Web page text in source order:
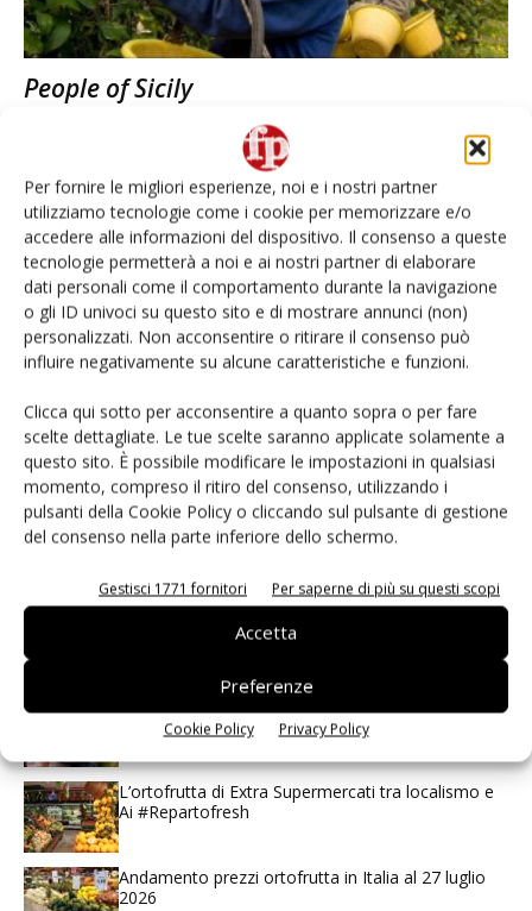
Per fornire le migliori esperienze, noi e i nostri partner
utilizziamo tecnologie come i cookie per memorizzare e/o
accedere alle informazioni del dispositivo. Il consenso a queste
tecnologie permetterà a noi e ai nostri partner di elaborare
dati personali come il comportamento durante la navigazione
o gli ID univoci su questo sito e di mostrare annunci (non)
personalizzati. Non acconsentire o ritirare il consenso può
influire negativamente su alcune caratteristiche e funzioni.
Clicca qui sotto per acconsentire a quanto sopra o per fare
scelte dettagliate. Le tue scelte saranno applicate solamente a
questo sito. È possibile modificare le impostazioni in qualsiasi
momento, compreso il ritiro del consenso, utilizzando i
pulsanti della Cookie Policy o cliccando sul pulsante di gestione
del consenso nella parte inferiore dello schermo.
Gestisci 1771 fornitori Per saperne di più su questi scopi
Accetta
Preferenze
Cookie Policy Privacy Policy
People of Sicily
E-Magazine
Abbonati
Edicola Web
Iscriviti alla
newsletter
categoria
L’ortofrutta di Extra Supermercati tra localismo e
Ai #Repartofresh
Andamento prezzi ortofrutta in Italia al 27 luglio
2026